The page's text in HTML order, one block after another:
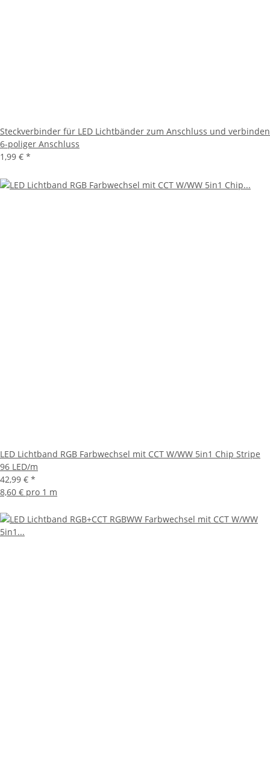
Steckverbinder für LED Lichtbänder zum Anschluss und verbinden
6-poliger Anschluss
1,99 € *
LED Lichtband RGB Farbwechsel mit CCT W/WW 5in1 Chip Stripe
96 LED/m
42,99 € *
8,60 € pro 1 m